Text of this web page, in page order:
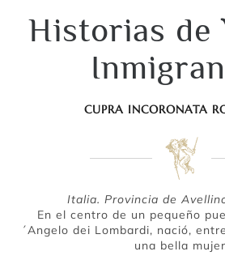
Historias de
CUPRA INCORONATA
Italia. Provincia de
En el centro de un pequeño
´Angelo dei Lombardi, nació,
una bella